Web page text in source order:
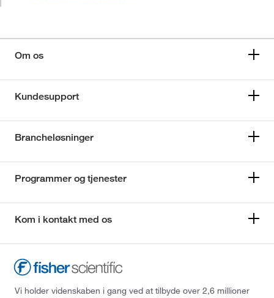
Om os
Kundesupport
Brancheløsninger
Programmer og tjenester
Kom i kontakt med os
Vi holder videnskaben i gang ved at tilbyde over 2,6 millioner